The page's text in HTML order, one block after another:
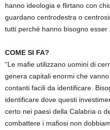
hanno ideologia e flirtano con
guardano centrodestra o
tutti perché hanno bisogno esser
COME SI FA?
“Le mafie utilizzano uomini di
genera capitali enormi che
contanti facili da identificare.
identificare dove questi
certo nei paesi della Calabria o
combattere i mafiosi non